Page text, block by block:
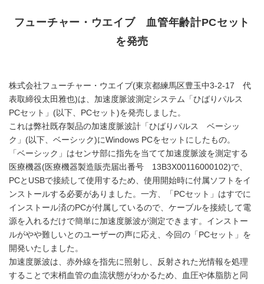
フューチャー・ウエイブ 血管年齢計PCセット
を発売
株式会社フューチャー・ウエイブ(東京都練馬区豊玉中3-2-17 代
表取締役太田雅也)は、加速度脈波測定システム「ひばりパルス
PCセット」(以下、PCセット)を発売しました。
これは弊社既存製品の加速度脈波計「ひばりパルス ベーシッ
ク」(以下、ベーシック)にWindows PCをセットにしたもの。
「ベーシック」はセンサ部に指先を当てて加速度脈波を測定する
医療機器(医療機器製造販売届出番号 13B3X00116000102)で、
PCとUSBで接続して使用するため、使用開始時に付属ソフトをイ
ンストールする必要がありました。一方、「PCセット」はすでに
インストール済のPCが付属しているので、ケーブルを接続して電
源を入れるだけで簡単に加速度脈波が測定できます。インストー
ルがやや難しいとのユーザーの声に応え、今回の「PCセット」を
開発いたしました。
加速度脈波は、赤外線を指先に照射し、反射された光情報を処理
することで末梢血管の血流状態がわかるため、血圧や体脂肪と同